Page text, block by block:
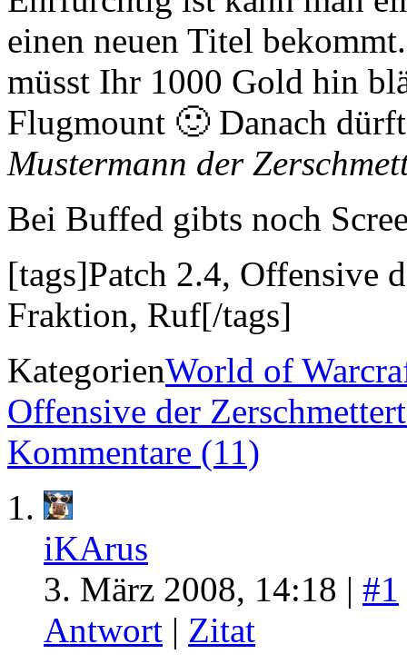
einen neuen Titel
müsst Ihr 1000 Gold hin
Flugmount 🙂 Danach
Mustermann der
Bei Buffed gibts noch
[tags]Patch 2.4, Offensive
Fraktion, Ruf[/tags]
KategorienWorld of
Offensive der
Kommentare (11)
iKArus
3. März 2008, 14:18 | #1
Antwort | Zitat